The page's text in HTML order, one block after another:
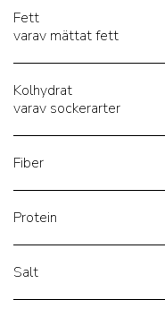
Fett
varav mättat fett
Kolhydrat
varav sockerarter
Fiber
Protein
Salt